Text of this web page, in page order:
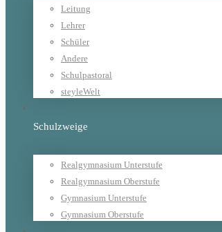
Leitung
Lehrer
Schüler
Andere
Schulpastoral
steyleWelt
Schulzweige
Realgymnasium Unterstufe
Realgymnasium Oberstufe
Gymnasium Unterstufe
Gymnasium Oberstufe